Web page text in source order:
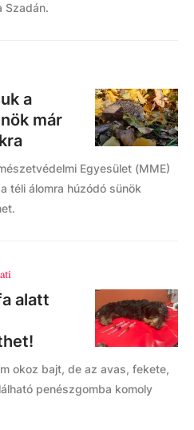
Szadán.
a
már
Egyesület (MME)
téli álomra húzódó sünök
alatt
okoz bajt, de az avas, fekete,
penészgomba komoly